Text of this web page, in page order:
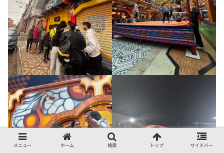
メニュー ホーム 検索 トップ サイドバー